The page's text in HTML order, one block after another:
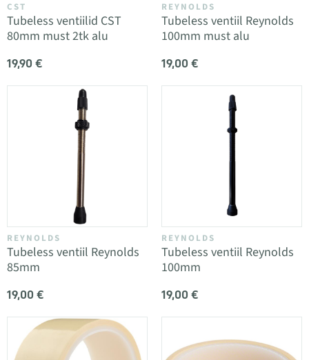
CST
Tubeless ventiilid CST
80mm must 2tk alu
19,90 €
REYNOLDS
Tubeless ventiil Reynolds
100mm must alu
19,00 €
REYNOLDS
Tubeless ventiil Reynolds
85mm
19,00 €
REYNOLDS
Tubeless ventiil Reynolds
100mm
19,00 €